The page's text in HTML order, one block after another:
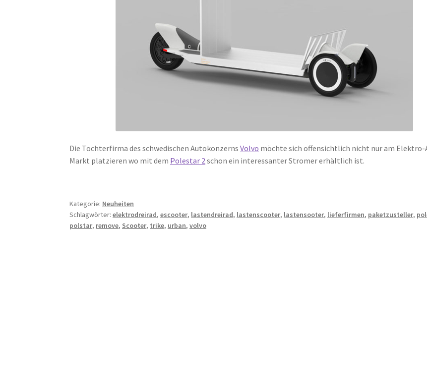
Die Tochterfirma des schwedischen AutokonzernsVolvo möchte sich offensichtlich nicht nur am
Markt platzieren wo mit dem Polestar 2schon ein interessanter Stromer erhältlich ist.
Kategorie: Neuheiten
Schlagwörter:elektrodreirad,escooter, lastendreirad, lastenscooter, lastensooter, lieferfirmen, paketzusteller,
polstar, remove, Scooter, trike, urban,volvo